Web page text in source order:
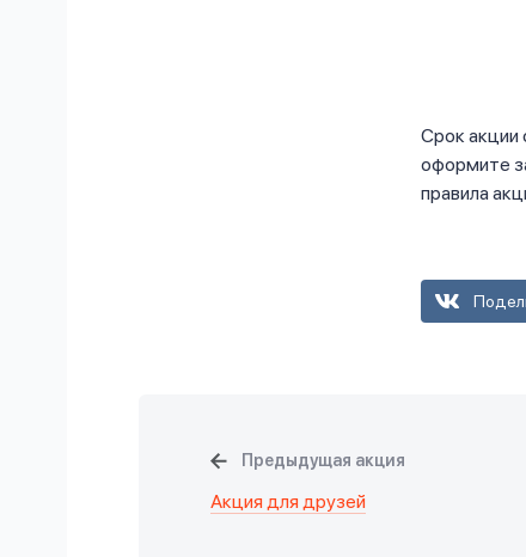
Срок акции
оформите
правила
Предыдущая акция
Акция для друзей